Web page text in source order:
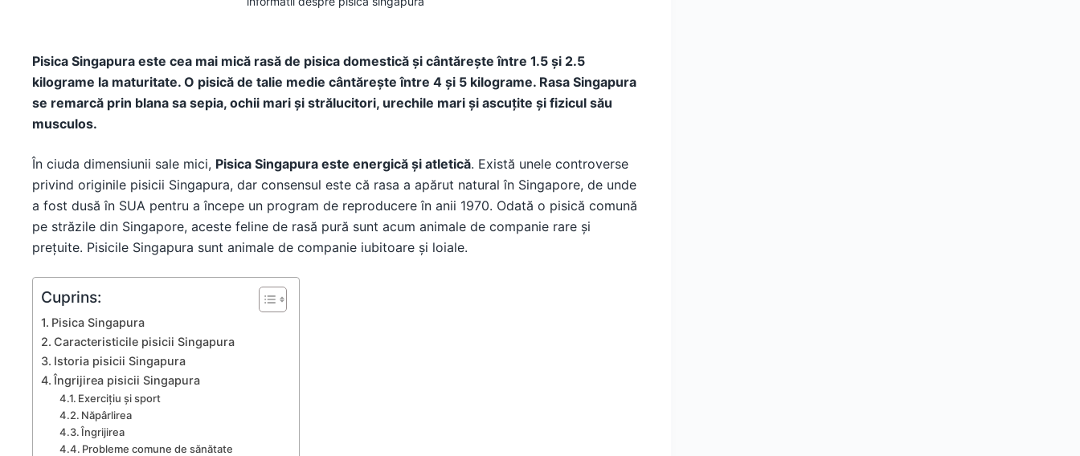
Pisica Singapura este cea mai mică rasă de pisica domestică și cântărește între 1.5 și 2.5
kilograme la maturitate. O pisică de talie medie cântărește între 4 și 5 kilograme. Rasa Singapura
se remarcă prin blana sa sepia, ochii mari și strălucitori, urechile mari și ascuțite și fizicul său
musculos.
În ciuda dimensiunii sale mici, Pisica Singapura este energică și atletică. Există unele controverse
privind originile pisicii Singapura, dar consensul este că rasa a apărut natural în Singapore, de unde
a fost dusă în SUA pentru a începe un program de reproducere în anii 1970. Odată o pisică comună
pe străzile din Singapore, aceste feline de rasă pură sunt acum animale de companie rare și
prețuite. Pisicile Singapura sunt animale de companie iubitoare și loiale.
Cuprins:
Pisica Singapura
Caracteristicile pisicii Singapura
Istoria pisicii Singapura
Îngrijirea pisicii Singapura
Exercițiu și sport
Năpârlirea
Îngrijirea
Probleme comune de sănătate